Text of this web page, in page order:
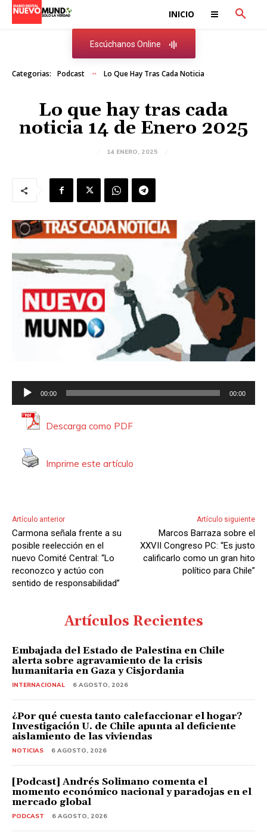
INICIO
Escúchanos Online
Categorias: Podcast Lo Que Hay Tras Cada Noticia
Lo que hay tras cada
noticia 14 de Enero 2025
14 ENERO, 2025
e
o
r
d
e
A
o
00:00 00:00
Descarga como PDF
Imprime este artículo
Artículo anterior
Carmona señala frente a su
posible reelección en el
nuevo Comité Central: “Lo
reconozco y actúo con
sentido de responsabilidad”
Artículo siguiente
Marcos Barraza sobre el
XXVII Congreso PC: “Es justo
calificarlo como un gran hito
político para Chile”
Artículos Recientes
Embajada del Estado de Palestina en Chile
alerta sobre agravamiento de la crisis
humanitaria en Gaza y Cisjordania
INTERNACIONAL 6 AGOSTO, 2026
¿Por qué cuesta tanto calefaccionar el hogar?
Investigación U. de Chile apunta al deficiente
aislamiento de las viviendas
NOTICIAS 6 AGOSTO, 2026
[Podcast] Andrés Solimano comenta el
momento económico nacional y paradojas en el
mercado global
PODCAST 6 AGOSTO, 2026